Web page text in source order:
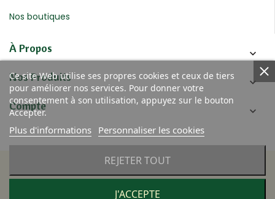
Nos boutiques
À Propos 
Nos Produits 
Compte 
Ce site Web utilise ses propres cookies et ceux de tiers
pour améliorer nos services. Pour donner votre
consentement à son utilisation, appuyez sur le bouton
Accepter.
Plus d'informations Personnaliser les cookies
REJETER TOUT
J'ACCEPTE
© 2020 Four des Navettes
Réalisation :